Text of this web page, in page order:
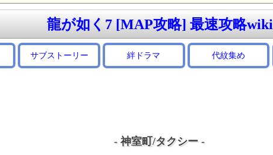
龍が如く7 [MAP攻略] 最速攻略wiki
サブストーリー 絆ドラマ 代紋集め
- 神室町/タクシー -